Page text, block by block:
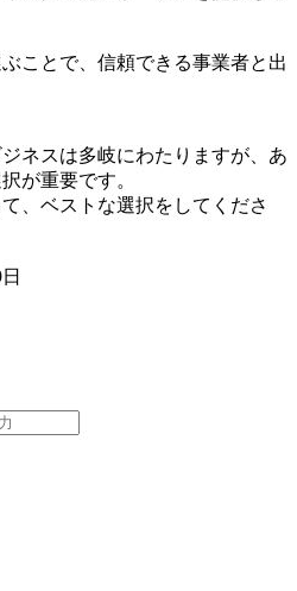
ことで、信頼できる事業者と出
ネスは多岐にわたりますが、あ
が重要です。
、ベストな選択をしてくださ